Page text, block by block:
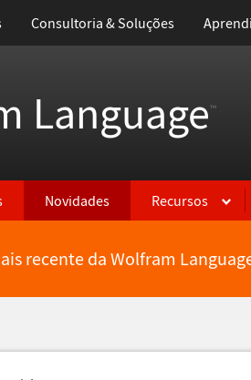
Consultoria & Soluções
Language™
Novidades Recursos
recente da Wolfram